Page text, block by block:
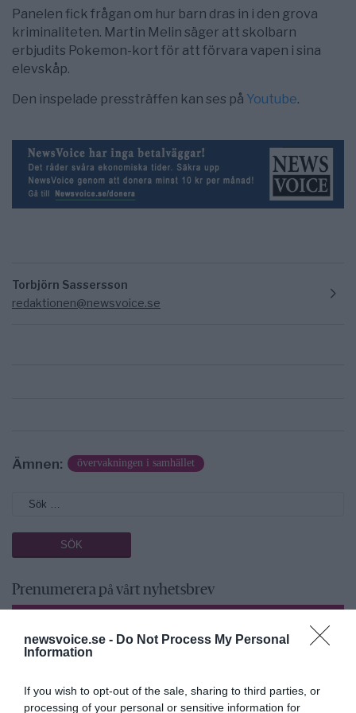
newsvoice.se - Do Not Process My Personal
Information
If you wish to opt-out of the sale, sharing to third parties, or
processing of your personal or sensitive information for
Panelen fick frågan om hur barn dras in i den grova
kriminaliteten. Martin Melin säger att skolbarn
erbjudits Pokemon-kort för att förvara vapen i sina
elevskåp.
Den inspelade pressträffen kan ses på Youtube.
Torbjörn Sassersson
redaktionen@newsvoice.se
Ämnen: övervakningen i samhället
Prenumerera på vårt nyhetsbrev
Få NewsVoice nyhets-mail